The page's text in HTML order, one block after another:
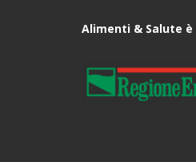
Alimenti & Salute